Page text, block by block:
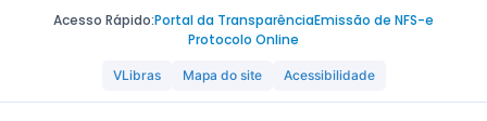
Acesso Rápido:Portal da TransparênciaEmissão de NFS-e
Protocolo Online
VLibras Mapa do site Acessibilidade